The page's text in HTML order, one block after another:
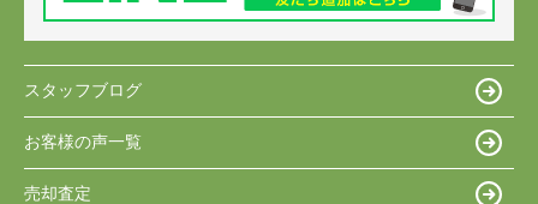
スタッフブログ
お客様の声一覧
売却査定